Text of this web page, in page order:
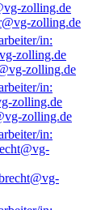
zolling.de
zolling.de
zolling.de